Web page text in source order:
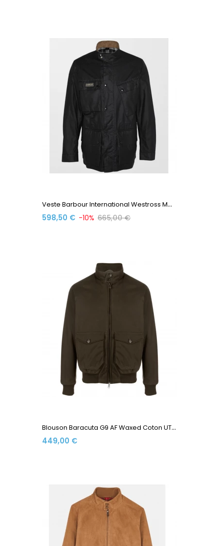
V
Este Barbour International Westross MWX2372 BK71 Black
598,50 € -10% 665,00 €
B
Louson Baracuta G9 AF Waxed Coton UT1998 Deep Moss
449,00 €